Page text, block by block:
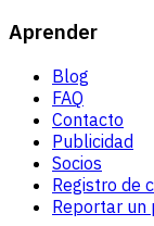
Aprender
Blog
FAQ
Contacto
Publicidad
Socios
Registro de
Reportar un